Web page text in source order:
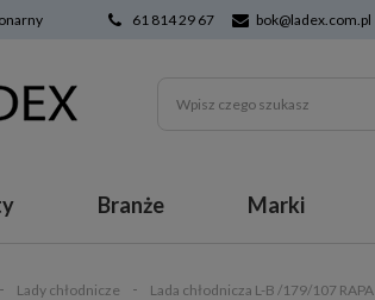
61 814 29 67 bok@ladex.com.pl
Branże Marki
Lady chłodnicze Lada chłodnicza L-B /179/107 RAPA